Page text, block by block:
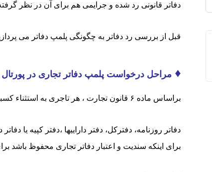
دفاتر قانونی رد شده و جرایمی هم برای آن در نظر
قبل از بررسی رد دفاتر به چگونگی پلمپ دفاتر می
♦ مراحل درخواست پلمپ دفاتر تجاری در
براساس ماده ۶ قانون تجارت ، هر تاجری به استثناء کسبه مکلف هستند،
دفاتر روزنامه، دفترکل، دفتر داراییها ،دفتر کپیه یا
برای اینکه سندیت و اعتبار دفاتر تجاری محفوظ باشد